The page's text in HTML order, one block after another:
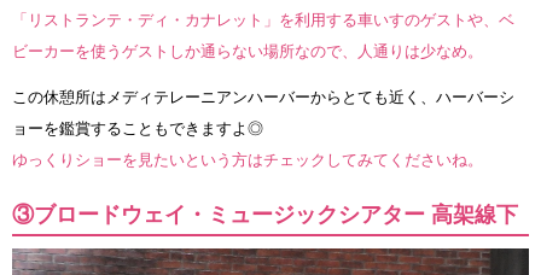
「リストランテ・ディ・カナレット」を利用する車いすのゲストや、ベ
ビーカーを使うゲストしか通らない場所なので、人通りは少なめ。
この休憩所はメディテレーニアンハーバーからとても近く、ハーバーシ
ョーを鑑賞することもできますよ◎
ゆっくりショーを見たいという方はチェックしてみてくださいね。
③ブロードウェイ・ミュージックシアター 高架線下